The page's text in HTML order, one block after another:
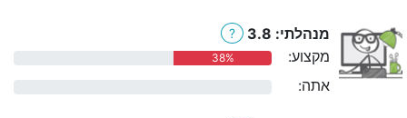
מנהלתי: 3.8 ?
מקצוע: 38%
אתה: